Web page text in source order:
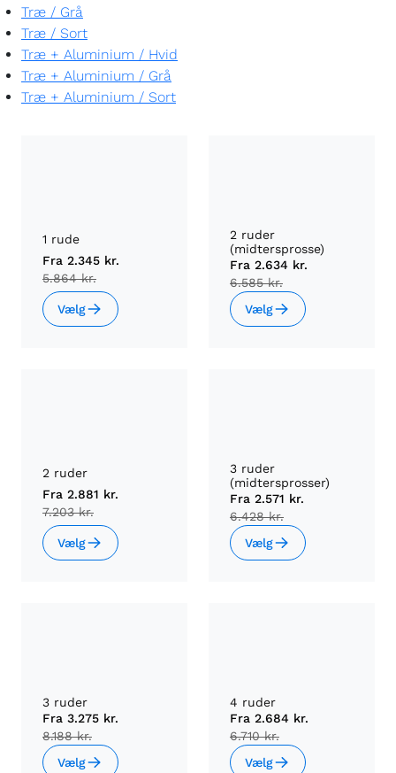
Træ / Grå
Træ / Sort
Træ + Aluminium / Hvid
Træ + Aluminium / Grå
Træ + Aluminium / Sort
1 rude
Fra 2.345 kr.
5.864 kr.
Vælg
2 ruder
(midtersprosse)
Fra 2.634 kr.
6.585 kr.
Vælg
2 ruder
Fra 2.881 kr.
7.203 kr.
Vælg
3 ruder
(midtersprosser)
Fra 2.571 kr.
6.428 kr.
Vælg
3 ruder
Fra 3.275 kr.
8.188 kr.
Vælg
4 ruder
Fra 2.684 kr.
6.710 kr.
Vælg